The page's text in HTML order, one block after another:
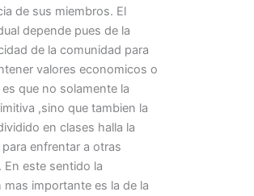
de sus miembros. El
depende pues de la
de la comunidad para
valores economicos o
que no solamente la
,sino que tambien la
en clases halla la
enfrentar a otras
este sentido la
importante es la de la